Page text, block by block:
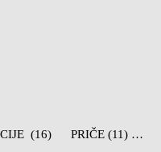
(16) PRIČE (11) …